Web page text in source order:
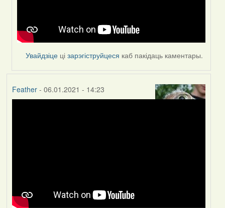
Увайдзіце цізарэгіструйцеся каб пакідаць каментары.
Feather- 06.01.2021 - 14:23